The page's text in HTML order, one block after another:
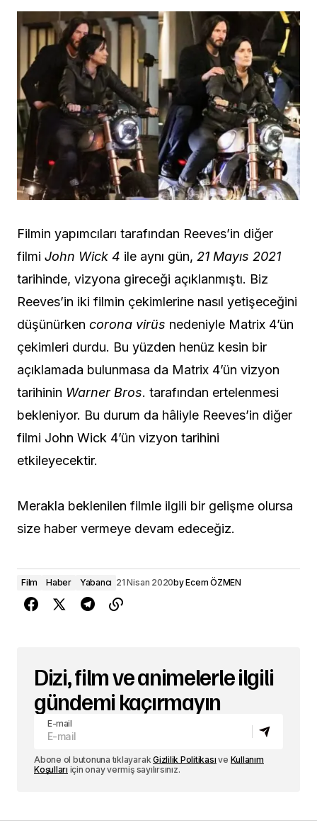
Filmin yapımcıları tarafından Reeves’in diğer
filmi John Wick 4 ile aynı gün, 21 Mayıs 2021
tarihinde, vizyona gireceği açıklanmıştı. Biz
Reeves’in iki filmin çekimlerine nasıl yetişeceğini
düşünürken corona virüs nedeniyle Matrix 4’ün
çekimleri durdu. Bu yüzden henüz kesin bir
açıklamada bulunmasa da Matrix 4’ün vizyon
tarihinin Warner Bros. tarafından ertelenmesi
bekleniyor. Bu durum da hâliyle Reeves’in diğer
filmi John Wick 4’ün vizyon tarihini
etkileyecektir.
Merakla beklenilen filmle ilgili bir gelişme olursa
size haber vermeye devam edeceğiz.
Film Haber Yabancı 21 Nisan 2020byEcem ÖZMEN
Dizi, film ve animelerle ilgili
gündemi kaçırmayın
E-mail
Abone ol butonuna tıklayarakGizlilik Politikası ve Kullanım
Koşulları için onay vermiş sayılırsınız.